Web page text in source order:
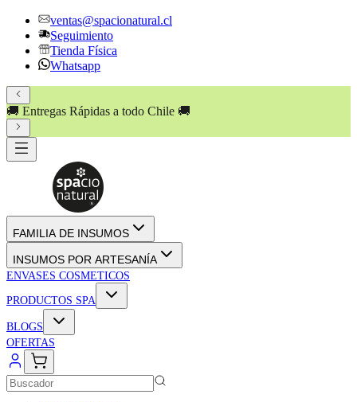
ventas@spacionatural.cl
Seguimiento
Tienda Física
Whatsapp
🚚 Entregas Rápidas a todo Chile 🚚
FAMILIA DE INSUMOS
INSUMOS POR ARTESANÍA
ENVASES COSMETICOS
PRODUCTOS SPA
BLOGS
OFERTAS